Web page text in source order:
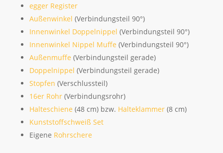
egger Register
Außenwinkel (Verbindungsteil 90°)
Innenwinkel Doppelnippel (Verbindungsteil 90°)
Innenwinkel Nippel Muffe (Verbindungsteil 90°)
Außenmuffe (Verbindungsteil gerade)
Doppelnippel (Verbindungsteil gerade)
Stopfen (Verschlussteil)
16er Rohr(Verbindungsrohr)
Halteschiene (48 cm) bzw. Halteklammer(8 cm)
Kunststoffschweiß Set
Eigene Rohrschere